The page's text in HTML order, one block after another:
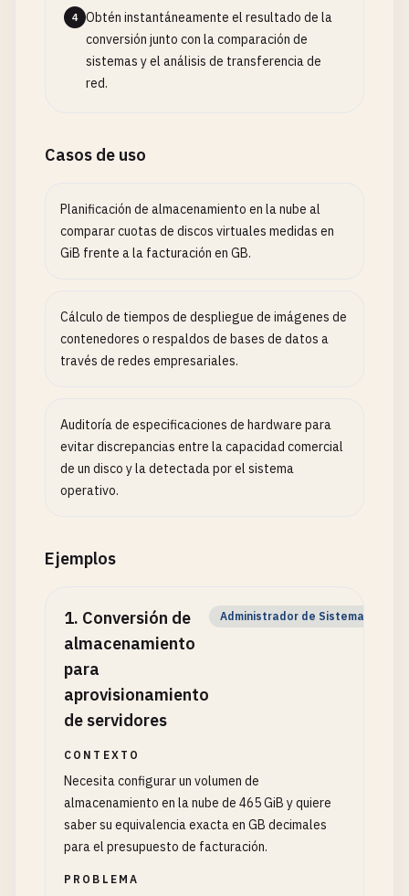
4
Obtén instantáneamente el resultado de la
conversión junto con la comparación de
sistemas y el análisis de transferencia de
red.
Casos de uso
Planificación de almacenamiento en la nube al
comparar cuotas de discos virtuales medidas en
GiB frente a la facturación en GB.
Cálculo de tiempos de despliegue de imágenes de
contenedores o respaldos de bases de datos a
través de redes empresariales.
Auditoría de especificaciones de hardware para
evitar discrepancias entre la capacidad comercial
de un disco y la detectada por el sistema
operativo.
Ejemplos
1. Conversión de
almacenamiento
para
aprovisionamiento
de servidores
Administrador de Sistemas
CONTEXTO
Necesita configurar un volumen de
almacenamiento en la nube de 465 GiB y quiere
saber su equivalencia exacta en GB decimales
para el presupuesto de facturación.
PROBLEMA